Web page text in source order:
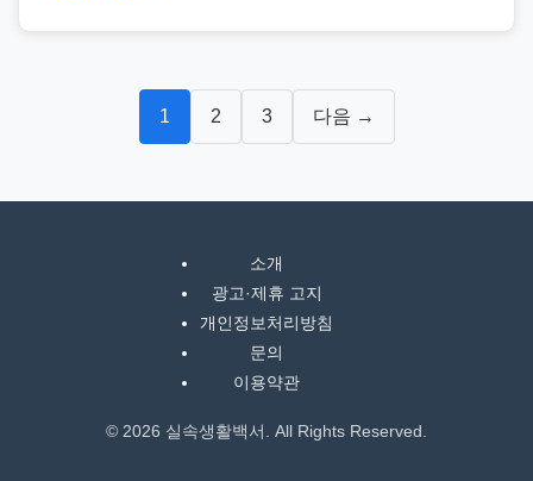
1 2 3 다음 →
소개
광고·제휴 고지
개인정보처리방침
문의
이용약관
© 2026 실속생활백서. All Rights Reserved.